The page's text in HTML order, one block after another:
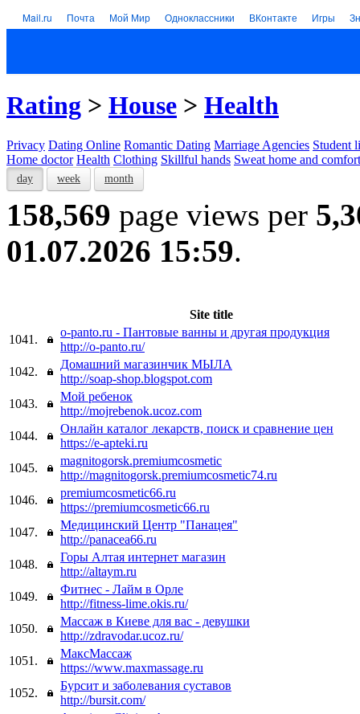
Mail.ru Почта Мой Мир Одноклассники ВКонтакте Игры
Rating > House > Health
Privacy Dating Online Romantic Dating Marriage Agencies Student
Home doctor Health Clothing Skillful hands Sweat home and comfort
day week month
158,569 page views per
01.07.2026 15:59.
Site title
1041.
o-panto.ru - Пантовые ванны и другая продукция
http://o-panto.ru/
1042.
Домашний магазинчик МЫЛА
http://soap-shop.blogspot.com
1043.
Мой ребенок
http://mojrebenok.ucoz.com
1044.
Онлайн каталог лекарств, поиск и сравнение цен
https://e-apteki.ru
1045.
magnitogorsk.premiumcosmetic
http://magnitogorsk.premiumcosmetic74.ru
1046.
premiumcosmetic66.ru
https://premiumcosmetic66.ru
1047.
Медицинский Центр "Панацея"
http://panacea66.ru
1048.
Горы Алтая интернет магазин
http://altaym.ru
1049.
Фитнес - Лайм в Орле
http://fitness-lime.okis.ru/
1050.
Массаж в Киеве для вас - девушки
http://zdravodar.ucoz.ru/
1051.
МаксМассаж
https://www.maxmassage.ru
1052.
Бурсит и заболевания суставов
http://bursit.com/